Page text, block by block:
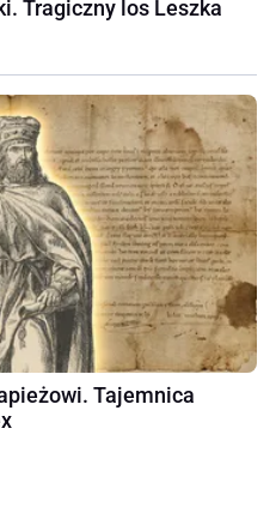
Tragiczny los Leszka
Tajemnica